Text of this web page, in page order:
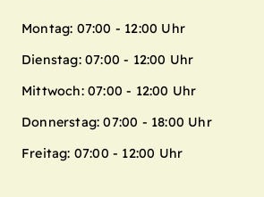
Montag: 07:00 - 12:00 Uhr
Dienstag: 07:00 - 12:00 Uhr
Mittwoch: 07:00 - 12:00 Uhr
Donnerstag: 07:00 - 18:00 Uhr
Freitag: 07:00 - 12:00 Uhr